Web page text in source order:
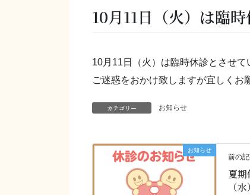
10月11日（火）は臨
10月11日（火）は臨時休診とさせて
ご迷惑をおかけ致しますが宜しくお
カテゴリー お知らせ
お知らせ
前の
夏期
（